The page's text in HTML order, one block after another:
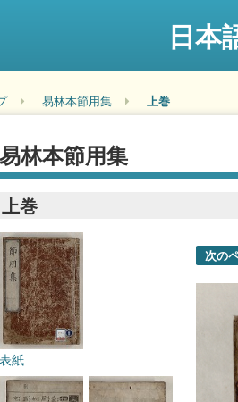
日本
易林本節用集 上巻
易林本節用集
上巻
次の
表紙